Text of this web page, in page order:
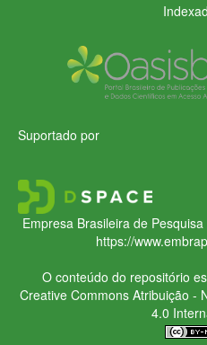
Suportado por
Empresa Brasileira de
https://
O conteúdo do repositório
Creative CommonsAtribuição -
4.0